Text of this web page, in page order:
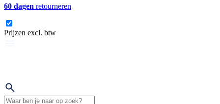
60 dagen retourneren
Prijzen excl. btw